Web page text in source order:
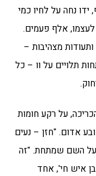
ידו נחה על לחיו כמי
אלף פעמים.
מצהיבות –
תלויים על וו – כל
על רקע חומות
אדום. "חזן – נעים
על השם שמתחת. "זה
איש חי', אחד